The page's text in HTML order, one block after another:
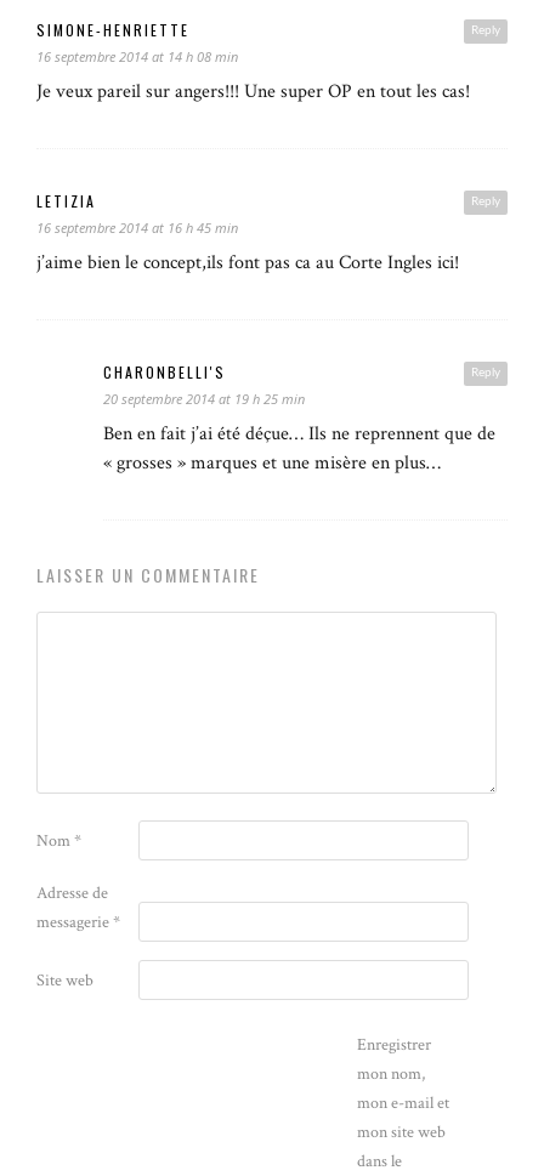
Reply
SIMONE-HENRIETTE
16 septembre 2014 at 14 h 08 min
Je veux pareil sur angers!!! Une super OP en tout les cas!
Reply
LETIZIA
16 septembre 2014 at 16 h 45 min
j’aime bien le concept,ils font pas ca au Corte Ingles ici!
Reply
CHARONBELLI'S
20 septembre 2014 at 19 h 25 min
Ben en fait j’ai été déçue… Ils ne reprennent que de
« grosses » marques et une misère en plus…
LAISSER UN COMMENTAIRE
Nom*
Adresse de
messagerie*
Site web
Enregistrer
mon nom,
mon e-mail et
mon site web
dans le